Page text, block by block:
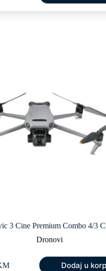
3 Cine Premium Combo 4/3
Dronovi
Dodaj u